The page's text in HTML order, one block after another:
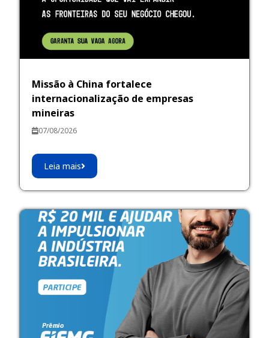
Missão à China fortalece
internacionalização de empresas
mineiras
07/08/2026
Leia mais